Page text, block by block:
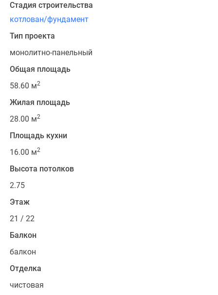
Стадия строительства
котлован/фундамент
Тип проекта
монолитно-панельный
Общая площадь
58.60 м2
Жилая площадь
28.00 м2
Площадь кухни
16.00 м2
Высота потолков
2.75
Этаж
21 / 22
Балкон
балкон
Отделка
чистовая